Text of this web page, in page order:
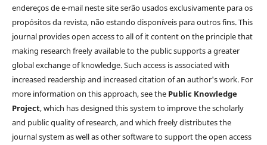
endereços de e-mail neste site serão usados exclusivamente para os
propósitos da revista, não estando disponíveis para outros fins. This
journal provides open access to all of it content on the principle that
making research freely available to the public supports a greater
global exchange of knowledge. Such access is associated with
increased readership and increased citation of an author's work. For
more information on this approach, see the Public Knowledge
Project, which has designed this system to improve the scholarly
and public quality of research, and which freely distributes the
journal system as well as other software to support the open access